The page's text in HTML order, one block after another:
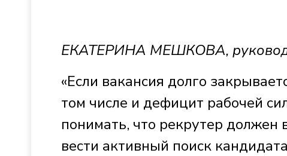
ЕКАТЕРИНА МЕШКОВА,
«Если вакансия долго
том числе и дефицит рабочей
понимать, что рекрутер должен
вести активный поиск